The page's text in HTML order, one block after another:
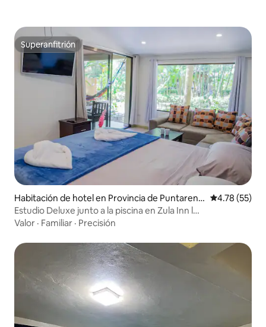
Superanfitrión
Superanfitrión
Habitación de hotel en Provincia de Puntarena
s
Calificación
4.78 (55)
Estudio Deluxe junto a la piscina en Zula Inn l
Estacionamiento seguro
Valor · Familiar · Precisión